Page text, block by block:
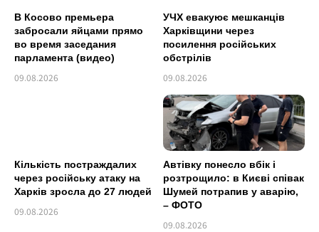
В Косово премьера
забросали яйцами прямо
во время заседания
парламента (видео)
09.08.2026
УЧХ евакуює мешканців
Харківщини через
посилення російських
обстрілів
09.08.2026
Кількість постраждалих
через російську атаку на
Харків зросла до 27 людей
09.08.2026
Автівку понесло вбік і
розтрощило: в Києві співак
Шумей потрапив у аварію,
– ФОТО
09.08.2026